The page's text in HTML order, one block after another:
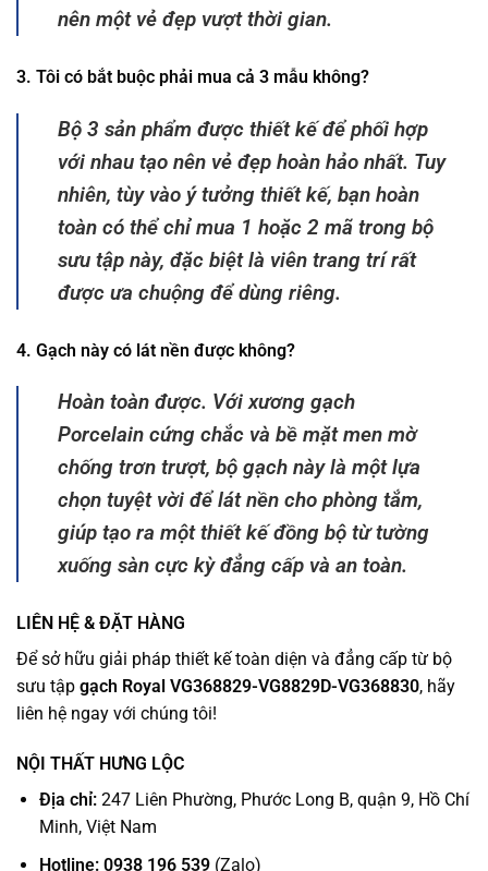
nên một vẻ đẹp vượt thời gian.
3. Tôi có bắt buộc phải mua cả 3 mẫu không?
Bộ 3 sản phẩm được thiết kế để phối hợp
với nhau tạo nên vẻ đẹp hoàn hảo nhất. Tuy
nhiên, tùy vào ý tưởng thiết kế, bạn hoàn
toàn có thể chỉ mua 1 hoặc 2 mã trong bộ
sưu tập này, đặc biệt là viên trang trí rất
được ưa chuộng để dùng riêng.
4. Gạch này có lát nền được không?
Hoàn toàn được. Với xương gạch
Porcelain cứng chắc và bề mặt men mờ
chống trơn trượt, bộ gạch này là một lựa
chọn tuyệt vời để lát nền cho phòng tắm,
giúp tạo ra một thiết kế đồng bộ từ tường
xuống sàn cực kỳ đẳng cấp và an toàn.
LIÊN HỆ & ĐẶT HÀNG
Để sở hữu giải pháp thiết kế toàn diện và đẳng cấp từ bộ
sưu tập gạch Royal VG368829-VG8829D-VG368830, hãy
liên hệ ngay với chúng tôi!
NỘI THẤT HƯNG LỘC
Địa chỉ:247 Liên Phường, Phước Long B, quận 9, Hồ Chí
Minh, Việt Nam
Hotline: 0938 196 539(Zalo)